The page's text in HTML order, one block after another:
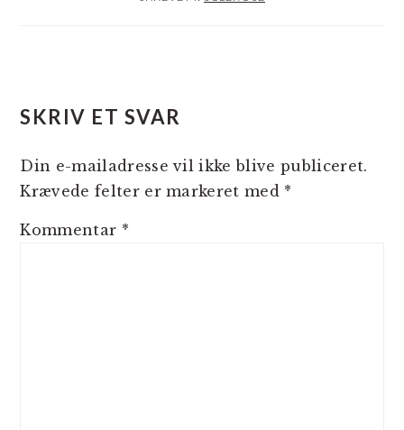
SKRIV ET SVAR
Din e-mailadresse vil ikke blive publiceret.
Krævede felter er markeret med *
Kommentar *